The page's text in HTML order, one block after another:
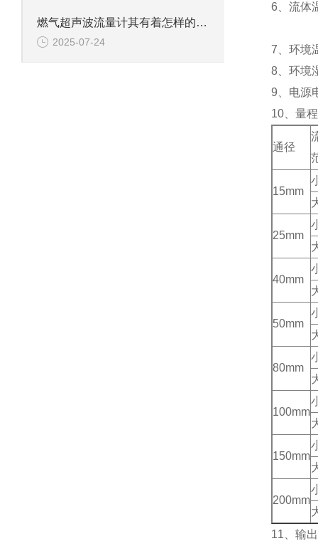
燃气超声波流量计其有着怎样的功能呢？
2025-07-24
6 、流
7 、环
8、环境
9 、电
10、量
通径
15mm
25mm
40mm
50mm
80mm
100mm
150mm
200mm
11 、输